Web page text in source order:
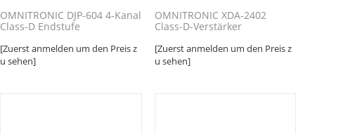
OMNITRONIC DJP-604 4-Kanal
Class-D Endstufe
[Zuerst anmelden um den Preis z
u sehen]
OMNITRONIC XDA-2402
Class-D-Verstärker
[Zuerst anmelden um den Preis z
u sehen]